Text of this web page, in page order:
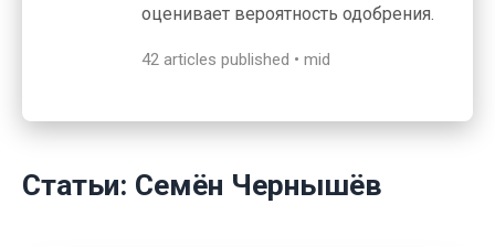
оценивает вероятность одобрения.
42 articles published • mid
Статьи: Семён Чернышёв